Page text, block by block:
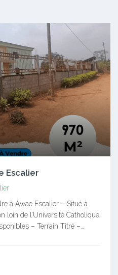
Escalier
à Awae Escalier – Situé à
loin de l’Université Catholique
– Terrain Titré –…